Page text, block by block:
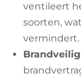
ventileert
soorten,
vermindert.